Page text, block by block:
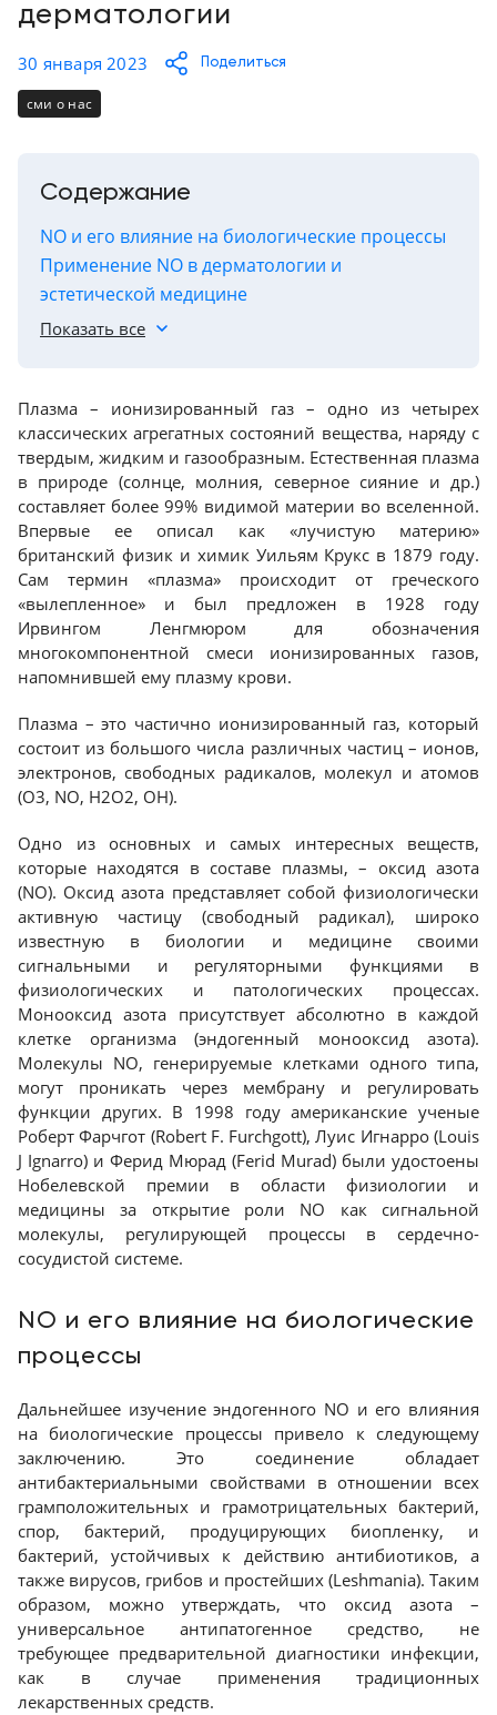
Trade-
Доставка
и
Карьера
Отзывы
товарах
8
(800)
90-
93
Краснодар
дерматологии
30 января 2023 Поделиться
сми о нас
Содержание
NO и его влияние на биологические процессы
Применение NO в дерматологии и
эстетической медицине
Выводы
Показать все
Плазма – ионизированный газ – одно из четырех
классических агрегатных состояний вещества, наряду с
твердым, жидким и газообразным. Естественная плазма
в природе (солнце, молния, северное сияние и др.)
составляет более 99% видимой материи во вселенной.
Впервые ее описал как «лучистую материю»
британский физик и химик Уильям Крукс в 1879 году.
Сам термин «плазма» происходит от греческого
«вылепленное» и был предложен в 1928 году
Ирвингом Ленгмюром для обозначения
многокомпонентной смеси ионизированных газов,
напомнившей ему плазму крови.
Плазма – это частично ионизированный газ, который
состоит из большого числа различных частиц – ионов,
электронов, свободных радикалов, молекул и атомов
(O3, NO, H2O2, OH).
Одно из основных и самых интересных веществ,
которые находятся в составе плазмы, – оксид азота
(NO). Оксид азота представляет собой физиологически
активную частицу (свободный радикал), широко
известную в биологии и медицине своими
сигнальными и регуляторными функциями в
физиологических и патологических процессах.
Монооксид азота присутствует абсолютно в каждой
клетке организма (эндогенный монооксид азота).
Молекулы NO, генерируемые клетками одного типа,
могут проникать через мембрану и регулировать
функции других. В 1998 году американские ученые
Роберт Фарчгот (Robert F. Furchgott), Луис Игнарро (Louis
J Ignarro) и Ферид Мюрад (Ferid Murad) были удостоены
Нобелевской премии в области физиологии и
медицины за открытие роли NO как сигнальной
молекулы, регулирующей процессы в сердечно-
сосудистой системе.
NO и его влияние на биологические
процессы
Дальнейшее изучение эндогенного NO и его влияния
на биологические процессы привело к следующему
заключению. Это соединение обладает
антибактериальными свойствами в отношении всех
грамположительных и грамотрицательных бактерий,
спор, бактерий, продуцирующих биопленку, и
бактерий, устойчивых к действию антибиотиков, а
также вирусов, грибов и простейших (Leshmania). Таким
образом, можно утверждать, что оксид азота –
универсальное антипатогенное средство, не
требующее предварительной диагностики инфекции,
как в случае применения традиционных
лекарственных средств.